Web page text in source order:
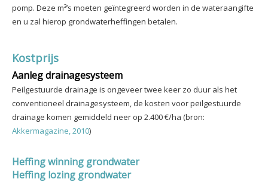
pomp. Deze m³’s moeten geïntegreerd worden in de wateraangifte
en u zal hierop grondwaterheffingen betalen.
Kostprijs
Aanleg drainagesysteem
Peilgestuurde drainage is ongeveer twee keer zo duur als het
conventioneel drainagesysteem, de kosten voor peilgestuurde
drainage komen gemiddeld neer op 2.400 €/ha (bron:
Akkermagazine, 2010)
Heffing winning grondwater
Heffing lozing grondwater